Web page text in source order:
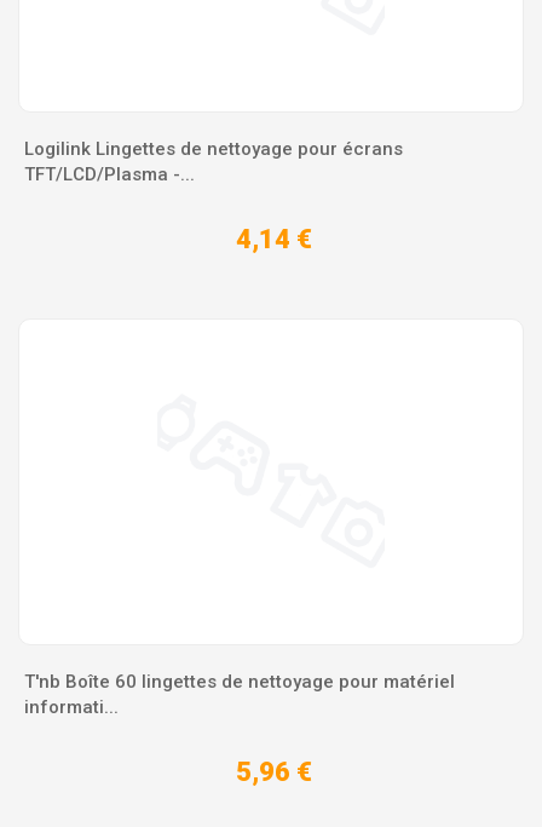
Logilink Lingettes de nettoyage pour écrans
TFT/LCD/Plasma -...
4,14 €
T'nb Boîte 60 lingettes de nettoyage pour matériel
informati...
5,96 €